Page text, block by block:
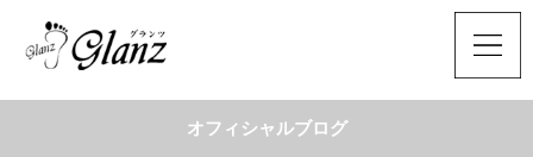
オフィシャルブログ